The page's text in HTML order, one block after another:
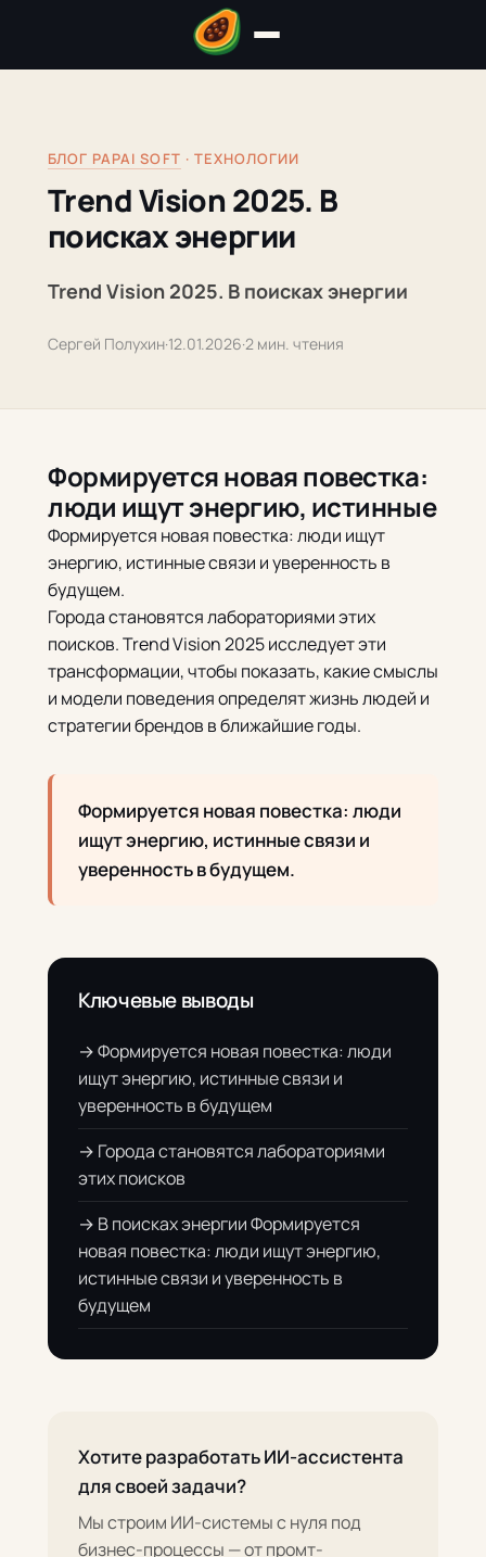
БЛОГ PAPAI SOFT · ТЕХНОЛОГИИ
Trend Vision 2025. В
поисках энергии
Trend Vision 2025. В поисках энергии
Сергей Полухин·12.01.2026·2 мин. чтения
Формируется новая повестка:
люди ищут энергию, истинные
Формируется новая повестка: люди ищут
энергию, истинные связи и уверенность в
будущем.
Города становятся лабораториями этих
поисков. Trend Vision 2025 исследует эти
трансформации, чтобы показать, какие смыслы
и модели поведения определят жизнь людей и
стратегии брендов в ближайшие годы.
Формируется новая повестка: люди
ищут энергию, истинные связи и
уверенность в будущем.
Ключевые выводы
→ Формируется новая повестка: люди
ищут энергию, истинные связи и
уверенность в будущем
→ Города становятся лабораториями
этих поисков
→ В поисках энергии Формируется
новая повестка: люди ищут энергию,
истинные связи и уверенность в
будущем
Хотите разработать ИИ-ассистента
для своей задачи?
Мы строим ИИ-системы с нуля под
бизнес-процессы — от промт-